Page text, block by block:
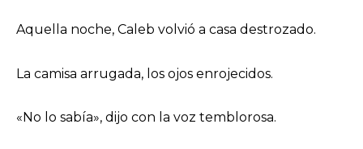
Aquella noche, Caleb volvió a casa destrozado.
La camisa arrugada, los ojos enrojecidos.
«No lo sabía», dijo con la voz temblorosa.